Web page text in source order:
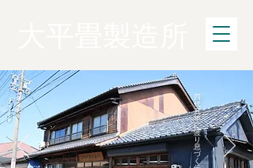
四
代
百
年
に
渡
り
息
づ
く